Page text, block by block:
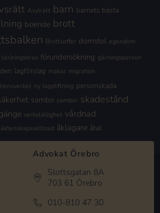
Asylrätt barn barnets bästa
boende brott
Brottsoffer domstol egendom
förundersökning gärningsperson
lagförslag makar migration
ny lagstiftning personskada
sambo sambor skadestånd
verkställighet vårdnad
äktenskapsskillnad åklagare åtal
Advokat Örebro
Slottsgatan 8A
703 61 Örebro
010-810 47 30